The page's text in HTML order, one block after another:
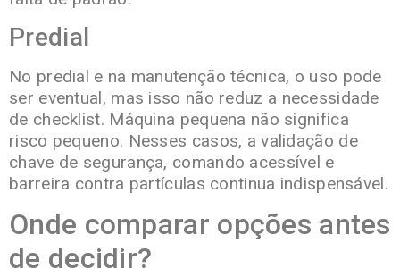
Predial
No predial e na manutenção técnica, o uso pode
ser eventual, mas isso não reduz a necessidade
de checklist. Máquina pequena não significa
risco pequeno. Nesses casos, a validação de
chave de segurança, comando acessível e
barreira contra partículas continua indispensável.
Onde comparar opções antes
de decidir?